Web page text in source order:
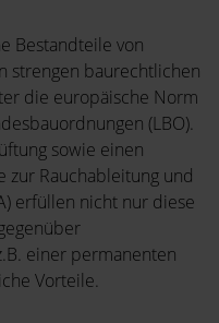
Bestandteile von
strengen baurechtlichen
die europäische Norm
(LBO).
sowie einen
zur Rauchableitung und
erfüllen nicht nur diese
einer permanenten
Vorteile.